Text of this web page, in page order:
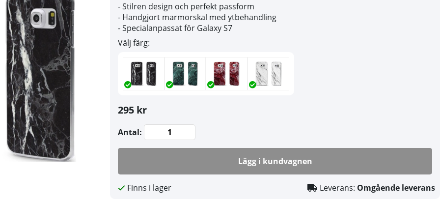
- Stilren design och perfekt passform
- Handgjort marmorskal med ytbehandling
- Specialanpassat för Galaxy S7
Välj färg:
295 kr
Antal:
Lägg i kundvagnen
Finns i lager Leverans: Omgående leverans